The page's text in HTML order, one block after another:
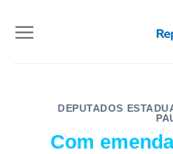
DEPUTADOS
Com